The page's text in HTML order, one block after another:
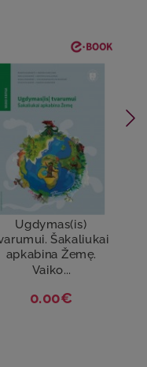
Ugdymas(is)
Šakaliukai
apkabina Žemę.
Vaiko...
0.00€